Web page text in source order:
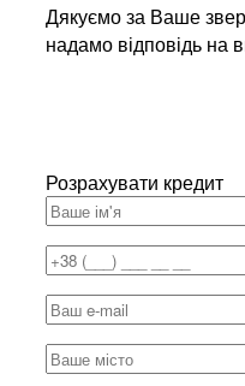
Дякуємо за Ваше
надамо відповідь на
Розрахувати кредит